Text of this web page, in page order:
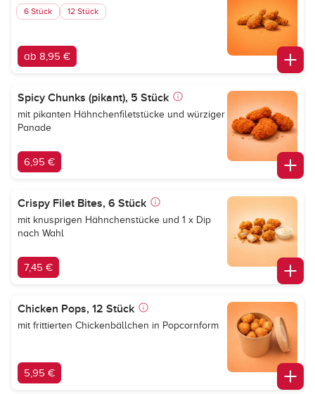
6 Stück 12 Stück
ab 8,95 €
Spicy Chunks (pikant), 5 Stück
mit pikanten Hähnchenfiletstücke und würziger
Panade
6,95 €
Crispy Filet Bites, 6 Stück
mit knusprigen Hähnchenstücke und 1 x Dip
nach Wahl
7,45 €
Chicken Pops, 12 Stück
mit frittierten Chickenbällchen in Popcornform
5,95 €